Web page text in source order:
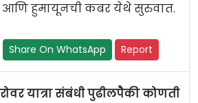
हुमायूनची कबर येथे सुरुवात.
Share On WhatsApp Report
यात्रा संबंधी पुढीलपैकी कोणती